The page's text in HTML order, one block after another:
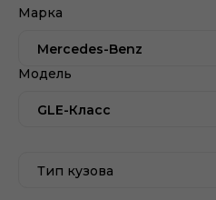
Марка
Mercedes-Benz
Модель
GLE-Класс
Тип кузова